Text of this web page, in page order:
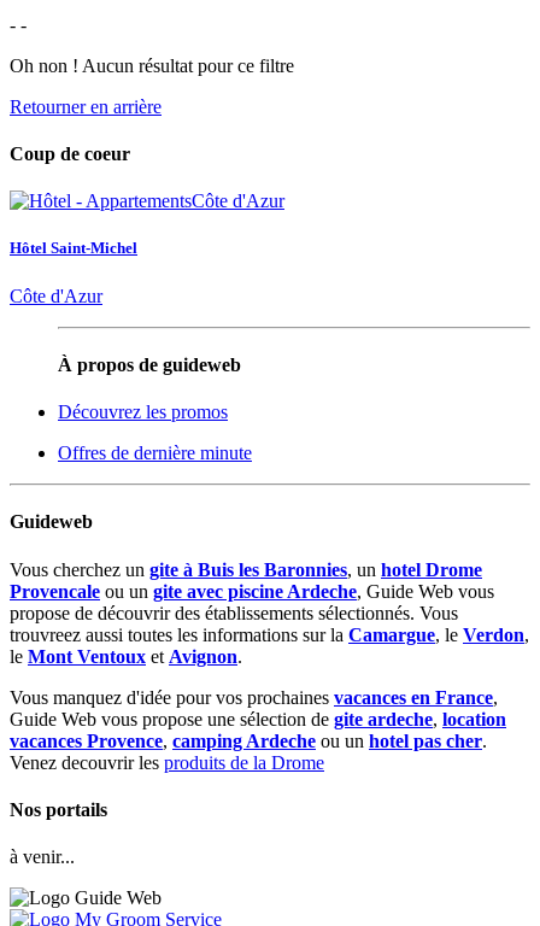
- -
Oh non ! Aucun résultat pour ce filtre
Retourner en arrière
Coup de coeur
Hôtel Saint-Michel
Côte d'Azur
À propos de guideweb
Découvrez les promos
Offres de dernière minute
Guideweb
Vous cherchez un gite à Buis les Baronnies, un hotel Drome
Provencale ou un gite avec piscine Ardeche, Guide Web vous
propose de découvrir des établissements sélectionnés. Vous
trouvreez aussi toutes les informations sur la Camargue, le Verdon,
le Mont Ventoux et Avignon.
Vous manquez d'idée pour vos prochaines vacances en France,
Guide Web vous propose une sélection de gite ardeche, location
vacances Provence, camping Ardeche ou un hotel pas cher.
Venez decouvrir les produits de la Drome
Nos portails
à venir...